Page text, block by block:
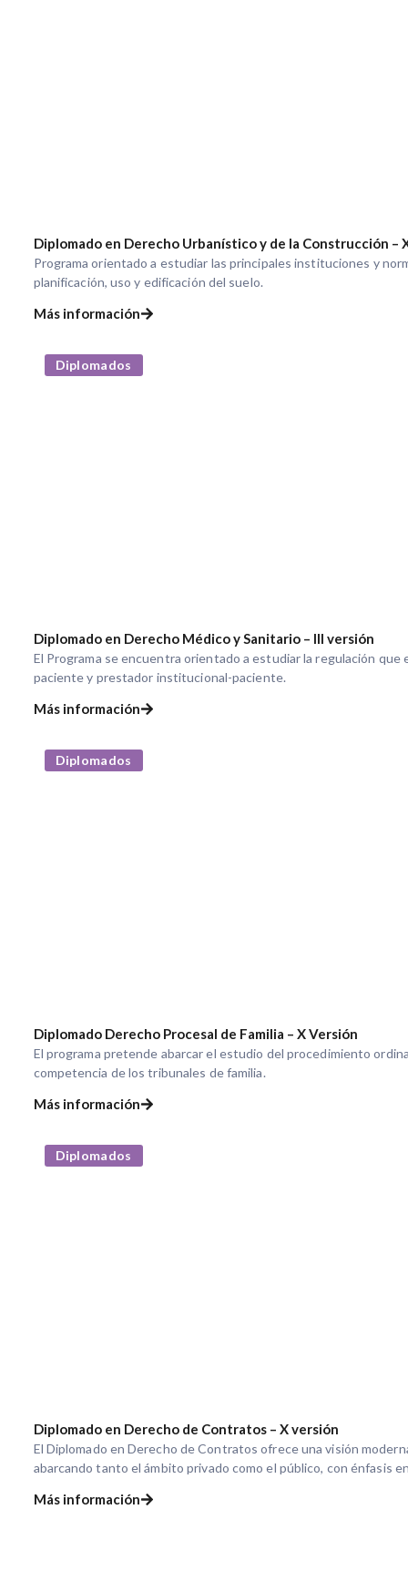
Diplomado en Derecho Urbanístico y de la Construcción –
Programa orientado a estudiar las principales instituciones y
planificación, uso y edificación del suelo.
Más información
Diplomados
Diplomado en Derecho Médico y Sanitario – III versión
El Programa se encuentra orientado a estudiar la regulación
paciente y prestador institucional-paciente.
Más información
Diplomados
Diplomado Derecho Procesal de Familia – X Versión
El programa pretende abarcar el estudio del procedimiento
competencia de los tribunales de familia.
Más información
Diplomados
Diplomado en Derecho de Contratos – X versión
El Diplomado en Derecho de Contratos ofrece una visión
abarcando tanto el ámbito privado como el público, con énfasis
Más información